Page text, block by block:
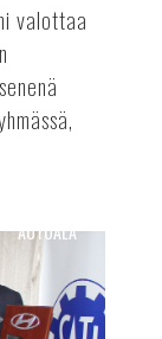
valottaa
AUTOALA